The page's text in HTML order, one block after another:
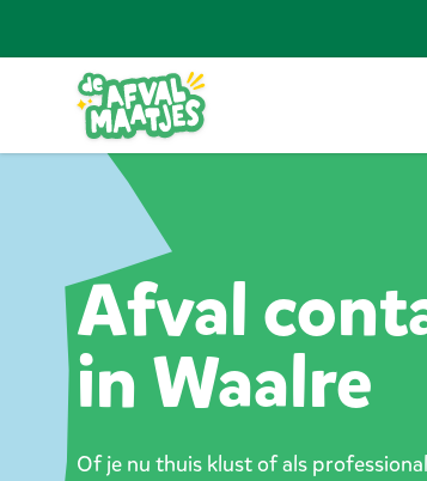
Afval
in Waalre
Of je nu thuis klust of als